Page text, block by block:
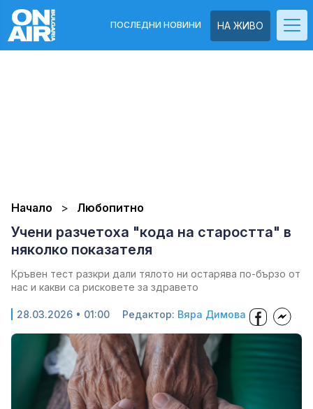
НА ЖИВО
ПОСЛЕДНИ НОВИНИ
Начало Любопитно
Учени разчетоха "кода на старостта" в
няколко показателя
Кръвен тест разкри дали тялото ни остарява по-бързо от
нас и какви са рисковете за здравето
28.03.2026 • 01:00 Редактор: Вяра Димова